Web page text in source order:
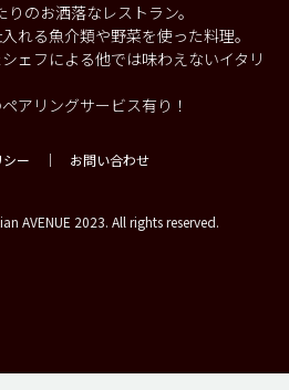
のお洒落なレストラン。
れる魚介類や野菜を使った料理。
ェフによる他では味わえないイタリ
アリングサービス有り！
ー ｜ お問い合わせ
AVENUE 2023. All rights reserved.